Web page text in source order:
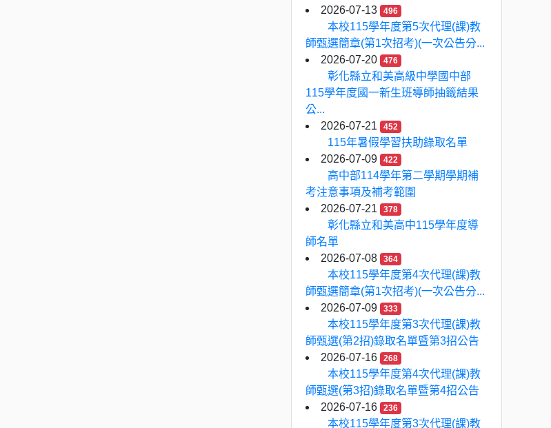
2026-07-13
496
本校115學年度第5次代理(課)教
師甄選簡章(第1次招考)(一次公告分...
2026-07-20
476
彰化縣立和美高級中學國中部
115學年度國一新生班導師抽籤結果
公...
2026-07-21
452
115年暑假學習扶助錄取名單
2026-07-09
422
高中部114學年第二學期學期補
考注意事項及補考範圍
2026-07-21
378
彰化縣立和美高中115學年度導
師名單
2026-07-08
364
本校115學年度第4次代理(課)教
師甄選簡章(第1次招考)(一次公告分...
2026-07-09
333
本校115學年度第3次代理(課)教
師甄選(第2招)錄取名單暨第3招公告
2026-07-16
268
本校115學年度第4次代理(課)教
師甄選(第3招)錄取名單暨第4招公告
2026-07-16
236
本校115學年度第3次代理(課)教